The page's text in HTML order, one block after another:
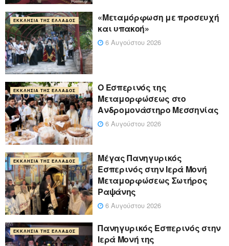
ΕΚΚΛΗΣΊΑ ΤΗΣ ΕΛΛΆΔΟΣ
«Μεταμόρφωση με προσευχή
και υπακοή»
6 Αυγούστου 2026
ΕΚΚΛΗΣΊΑ ΤΗΣ ΕΛΛΆΔΟΣ
Ο Εσπερινός της
Μεταμορφώσεως στο
Ανδρομονάστηρο Μεσσηνίας
6 Αυγούστου 2026
ΕΚΚΛΗΣΊΑ ΤΗΣ ΕΛΛΆΔΟΣ
Μέγας Πανηγυρικός
Εσπερινός στην Ιερά Μονή
Μεταμορφώσεως Σωτήρος
Ραψάνης
6 Αυγούστου 2026
ΕΚΚΛΗΣΊΑ ΤΗΣ ΕΛΛΆΔΟΣ
Πανηγυρικός Εσπερινός στην
Ιερά Μονή της